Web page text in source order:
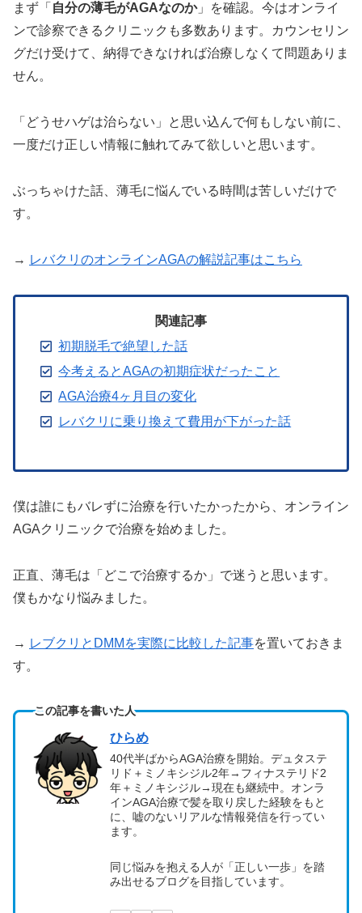
まず「 自分の薄毛がAGAなのか」を確認。今はオンライ
ンで診察できるクリニックも多数あります。カウンセリン
グだけ受けて、納得できなければ治療しなくて問題ありま
せん。
「どうせハゲは治らない」と思い込んで何もしない前に、
一度だけ正しい情報に触れてみて欲しいと思います。
ぶっちゃけた話、薄毛に悩んでいる時間は苦しいだけで
す。
→ レバクリのオンラインAGAの解説記事はこちら
関連記事
初期脱毛で絶望した話
今考えるとAGAの初期症状だったこと
AGA治療4ヶ月目の変化
レバクリに乗り換えて費用が下がった話
僕は誰にもバレずに治療を行いたかったから、オンライン
AGAクリニックで治療を始めました。
正直、薄毛は「どこで治療するか」で迷うと思います。
僕もかなり悩みました。
→ レブクリとDMMを実際に比較した記事を置いておきま
す。
この記事を書いた人
ひらめ
40代半ばからAGA治療を開始。デュタステ
リド＋ミノキシジル2年→フィナステリド2
年＋ミノキシジル→現在も継続中。オンラ
インAGA治療で髪を取り戻した経験をもと
に、嘘のないリアルな情報発信を行ってい
ます。
同じ悩みを抱える人が「正しい一歩」を踏
み出せるブログを目指しています。